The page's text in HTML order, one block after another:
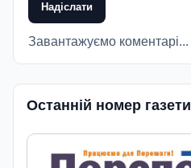
Надіслати
Завантажуємо коментарі...
Останній номер газети